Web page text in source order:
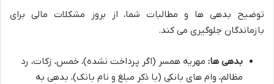
توضیح بدهی ها و مطالبات شما، از بروز مشکلات مالی برای
بازماندگان جلوگیری می کند.
بدهی ها: مهریه همسر (اگر پرداخت نشده)، خمس، زکات، رد
مظالم، وام های بانکی (با ذکر مبلغ و نام بانک)، بدهی به